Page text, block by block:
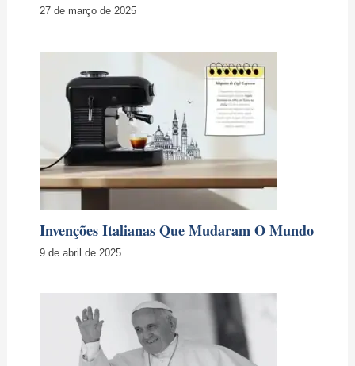
27 de março de 2025
Invenções Italianas Que Mudaram O Mundo
9 de abril de 2025